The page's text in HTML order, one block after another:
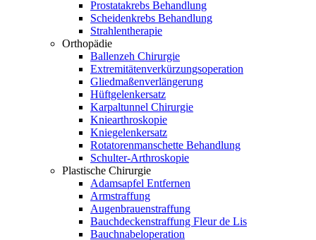
Prostatakrebs Behandlung
Scheidenkrebs Behandlung
Strahlentherapie
Orthopädie
Ballenzeh Chirurgie
Extremitätenverkürzungsoperation
Gliedmaßenverlängerung
Hüftgelenkersatz
Karpaltunnel Chirurgie
Kniearthroskopie
Kniegelenkersatz
Rotatorenmanschette Behandlung
Schulter-Arthroskopie
Plastische Chirurgie
Adamsapfel Entfernen
Armstraffung
Augenbrauenstraffung
Bauchdeckenstraffung Fleur de Lis
Bauchnabeloperation